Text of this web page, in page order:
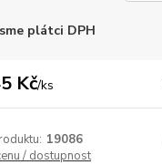
plátci DPH
Kč/ks
19086
/ dostupnost